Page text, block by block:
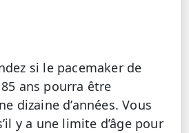
si le pacemaker de
ans pourra être
dizaine d’années. Vous
y a une limite d’âge pour